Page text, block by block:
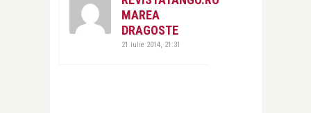
MAREA
DRAGOSTE
21 iulie 2014, 21:31